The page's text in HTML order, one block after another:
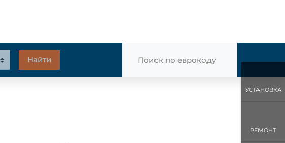
УСТАНОВКА
РЕМОНТ